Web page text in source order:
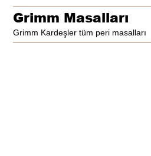
Grimm Masalları
Grimm Kardeşler tüm peri masalları